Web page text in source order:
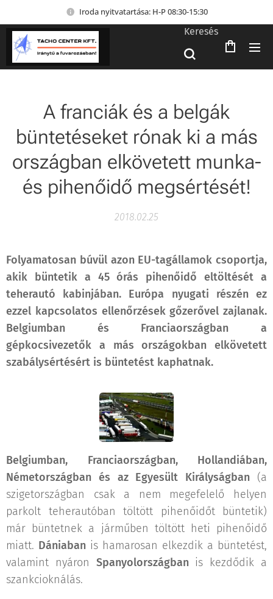
Iroda nyitvatartása: H-P 08:30-15:30
Keresés
A franciák és a belgák
büntetéseket rónak ki a más
országban elkövetett munka-
és pihenőidő megsértését!
2018.02.25
Folyamatosan búvül azon EU-tagállamok csoportja,
akik büntetik a 45 órás pihenőidő eltöltését a
teherautó kabinjában. Európa nyugati részén ez
ezzel kapcsolatos ellenőrzések gőzerővel zajlanak.
Belgiumban és Franciaországban a
gépkocsivezetők a más országokban elkövetett
szabálysértésért is büntetést kaphatnak.
Belgiumban, Franciaországban, Hollandiában,
Németországban és az Egyesült Királyságban (a
szigetországban csak a nem megefelelő helyen
parkolt teherautóban töltött pihenőidőt büntetik)
már büntetnek a járműben töltött heti pihenőidő
miatt. Dániaban is hamarosan elkezdik a büntetést,
valamint nyáron Spanyolországbanis kezdődik a
szankcioknálás.